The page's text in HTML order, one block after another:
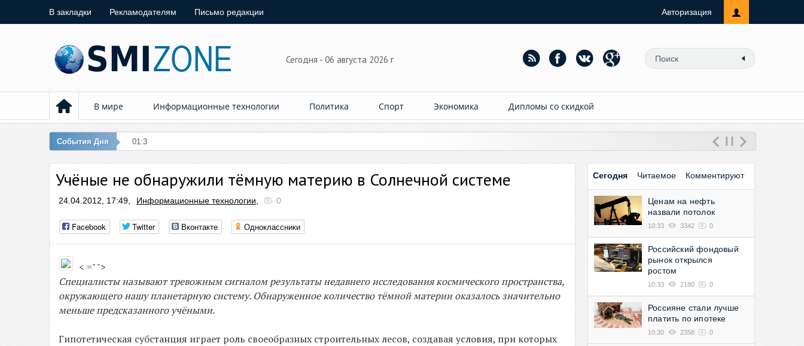
В закладки Рекламодателям Письмо редакции Авторизация
Сегодня - 06 августа 2026 г
В мире Информационные технологии Политика Спорт Экономика Дипломы со скидкой
События Дня 01:37 – Встреча лидер
Учёные не обнаружили тёмную материю в Солнечной системе
24.04.2012, 17:49, Информационные технологии 0
Facebook Twitter Вконтакте Одноклассники
< =" ">
Специалисты называют тревожным сигналом результаты недавнего исследования космического пространства,
окружающего нашу планетарную систему. Обнаруженное количество тёмной материи оказалось значительно
меньше предсказанного учёными.
Гипотетическая субстанция играет роль своеобразных строительных лесов, создавая условия, при которых
Сегодня Читаемое Комментируют
Ценам на нефть
назвали потолок
10:33 3342 0
Российский фондовый
рынок открылся
ростом
10:33 2180 0
Россияне стали лучше
платить по ипотеке
10:30 2358 0